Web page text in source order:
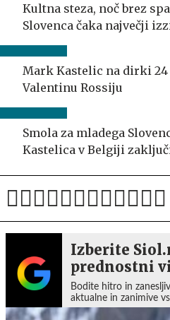
Kultna steza, noč brez
Slovenca čaka največji
Mark Kastelic na dirki 24
Valentinu Rossiju
Smola za mladega
Kastelica v Belgiji
Izberite
prednostni
Bodite hitro in
aktualne in zanimive